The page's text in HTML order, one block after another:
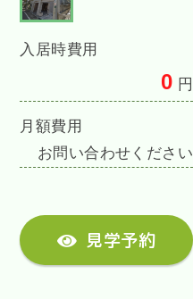
入居時費用
0 円
月額費用
お問い合わせください
見学予約